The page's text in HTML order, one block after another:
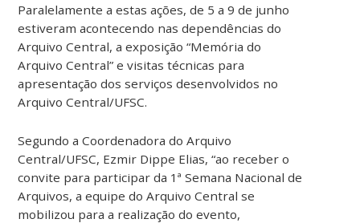
Paralelamente a estas ações, de 5 a 9 de junho
estiveram acontecendo nas dependências do
Arquivo Central, a exposição “Memória do
Arquivo Central” e visitas técnicas para
apresentação dos serviços desenvolvidos no
Arquivo Central/UFSC.
Segundo a Coordenadora do Arquivo
Central/UFSC, Ezmir Dippe Elias, “ao receber o
convite para participar da 1ª Semana Nacional de
Arquivos, a equipe do Arquivo Central se
mobilizou para a realização do evento,